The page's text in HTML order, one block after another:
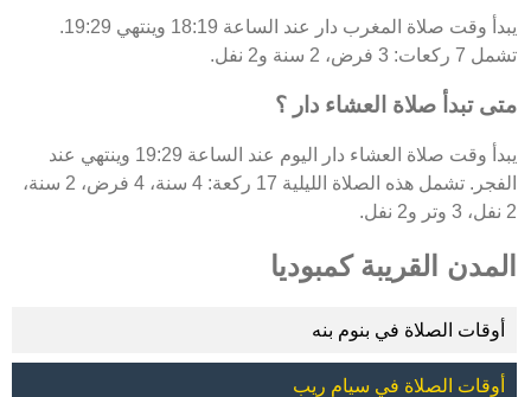
يبدأ وقت صلاة المغرب دار عند الساعة 18:19 وينتهي 19:29.
تشمل 7 ركعات: 3 فرض، 2 سنة و2 نفل.
متى تبدأ صلاة العشاء دار ؟
يبدأ وقت صلاة العشاء دار اليوم عند الساعة 19:29 وينتهي عند
الفجر. تشمل هذه الصلاة الليلية 17 ركعة: 4 سنة، 4 فرض، 2 سنة،
2 نفل، 3 وتر و2 نفل.
المدن القريبة كمبوديا
أوقات الصلاة في بنوم بنه
أوقات الصلاة في سيام ريب